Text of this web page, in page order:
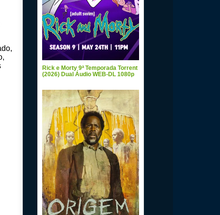
Rick e Morty 9ª Temporada Torrent
(2026) Dual Áudio WEB-DL 1080p